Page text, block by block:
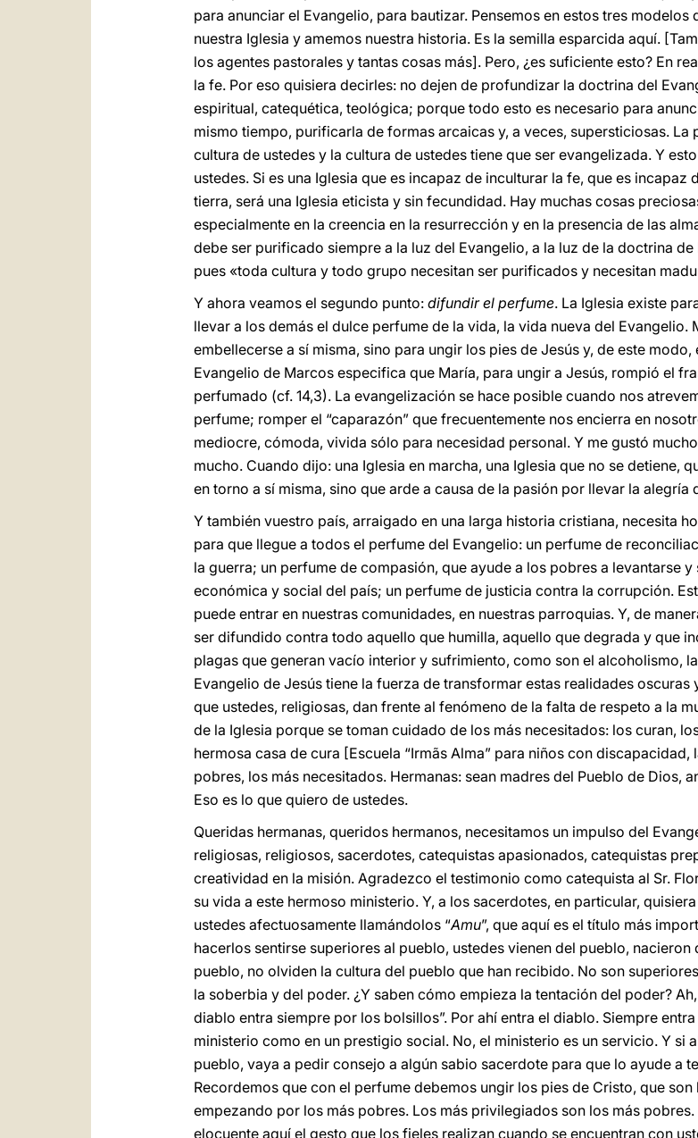
para anunciar el Evangelio, para bautizar. Pensemos en estos tres
nuestra Iglesia y amemos nuestra historia. Es la semilla esparcida aquí.
los agentes pastorales y tantas cosas más]. Pero, ¿es suficiente esto? En
la fe. Por eso quisiera decirles: no dejen de profundizar la doctrina del
espiritual, catequética, teológica; porque todo esto es necesario para
mismo tiempo, purificarla de formas arcaicas y, a veces, supersticiosas.
cultura de ustedes y la cultura de ustedes tiene que ser evangelizada. Y
ustedes. Si es una Iglesia que es incapaz de inculturar la fe, que es
tierra, será una Iglesia eticista y sin fecundidad. Hay muchas cosas
especialmente en la creencia en la resurrección y en la presencia de las
debe ser purificado siempre a la luz del Evangelio, a la luz de la doctrina
pues «toda cultura y todo grupo necesitan ser purificados y necesitan
Y ahora veamos el segundo punto: difundir el perfume. La Iglesia existe
llevar a los demás el dulce perfume de la vida, la vida nueva del
embellecerse a sí misma, sino para ungir los pies de Jesús y, de este
Evangelio de Marcos especifica que María, para ungir a Jesús, rompió el
perfumado (cf. 14,3). La evangelización se hace posible cuando nos
perfume; romper el “caparazón” que frecuentemente nos encierra en
mediocre, cómoda, vivida sólo para necesidad personal. Y me gustó
mucho. Cuando dijo: una Iglesia en marcha, una Iglesia que no se detiene,
en torno a sí misma, sino que arde a causa de la pasión por llevar la alegría
Y también vuestro país, arraigado en una larga historia cristiana, necesita
para que llegue a todos el perfume del Evangelio: un perfume de
la guerra; un perfume de compasión, que ayude a los pobres a levantarse
económica y social del país; un perfume de justicia contra la corrupción.
puede entrar en nuestras comunidades, en nuestras parroquias. Y, de
ser difundido contra todo aquello que humilla, aquello que degrada y que
plagas que generan vacío interior y sufrimiento, como son el alcoholismo,
Evangelio de Jesús tiene la fuerza de transformar estas realidades
que ustedes, religiosas, dan frente al fenómeno de la falta de respeto a la
de la Iglesia porque se toman cuidado de los más necesitados: los curan,
hermosa casa de cura [Escuela “Irmãs Alma” para niños con
pobres, los más necesitados. Hermanas: sean madres del Pueblo de Dios,
Eso es lo que quiero de ustedes.
Queridas hermanas, queridos hermanos, necesitamos un impulso del
religiosas, religiosos, sacerdotes, catequistas apasionados, catequistas
creatividad en la misión. Agradezco el testimonio como catequista al Sr.
su vida a este hermoso ministerio. Y, a los sacerdotes, en particular,
ustedes afectuosamente llamándolos “Amu”, que aquí es el título más
hacerlos sentirse superiores al pueblo, ustedes vienen del pueblo,
pueblo, no olviden la cultura del pueblo que han recibido. No son
la soberbia y del poder. ¿Y saben cómo empieza la tentación del poder?
diablo entra siempre por los bolsillos”. Por ahí entra el diablo. Siempre
ministerio como en un prestigio social. No, el ministerio es un servicio. Y si
pueblo, vaya a pedir consejo a algún sabio sacerdote para que lo ayude a
Recordemos que con el perfume debemos ungir los pies de Cristo, que
empezando por los más pobres. Los más privilegiados son los más
elocuente aquí el gesto que los fieles realizan cuando se encuentran con